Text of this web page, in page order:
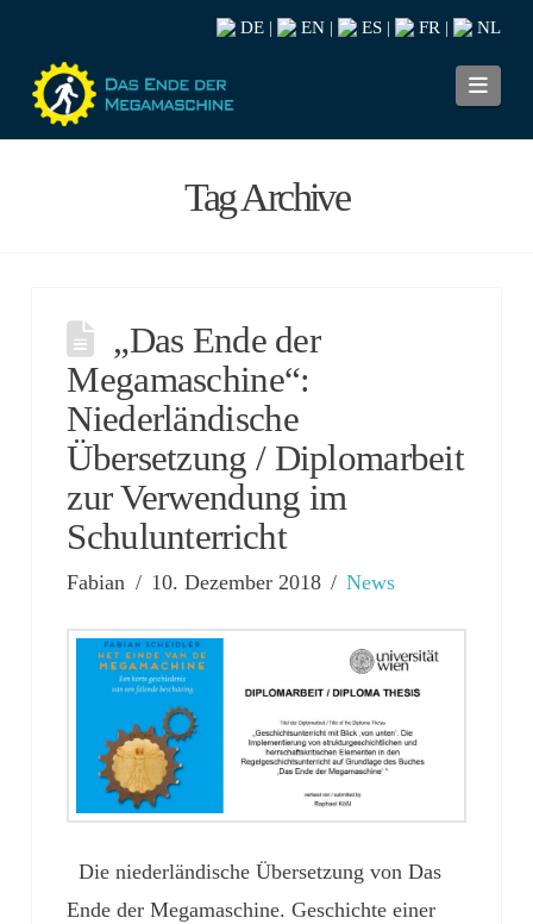
DE EN ES FR NL
Tag Archive
„Das Ende der
Megamaschine“:
Niederländische
Übersetzung / Diplomarbeit
zur Verwendung im
Schulunterricht
Fabian 10. Dezember 2018 News
Die niederländische Übersetzung von Das
Ende der Megamaschine. Geschichte einer